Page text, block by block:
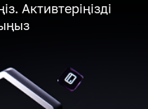
Активтеріңізді